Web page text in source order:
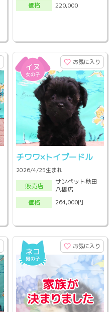
価格
220,000
お気に入り
チワワ×トイプードル
2026/4/25生まれ
販売店
サンペット秋田
八橋店
価格
264,000円
お気に入り